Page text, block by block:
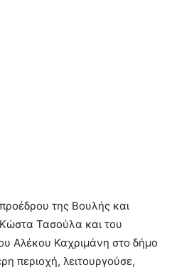
της Βουλής και
Τασούλα και του
Αλέκου Καχριμάνη στo δήμο
περιοχή, λειτουργούσε,